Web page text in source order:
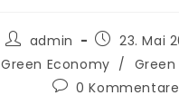
admin
23. Mai
Green Economy /
0 Kommentare